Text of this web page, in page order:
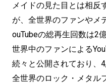
メイドの見た目とは相反
が、全世界のファンやメ
ouTubeの総再生回数は2
世界中のファンによる
続々と公開されており、
全世界のロック・メタル